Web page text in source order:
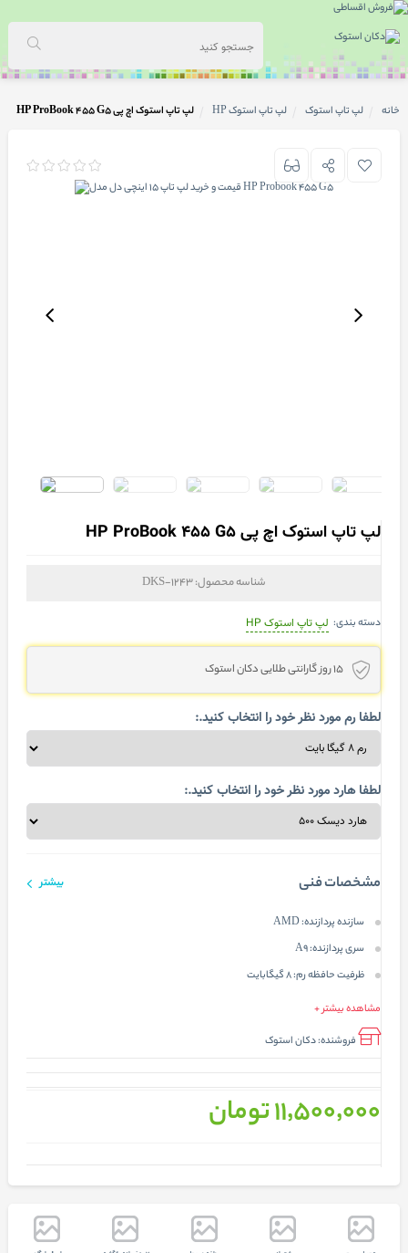
خانه لپ تاپ استوک لپ تاپ استوک HP لپ تاپ استوک اچ پی HP ProBook 455 G5
لپ تاپ استوک اچ پی HP ProBook 455 G5
شناسه محصول:DKS-1243
دسته بندی: لپ تاپ استوک HP
15 روز گارانتی طلایی دکان استوک
لطفا رم مورد نظر خود را انتخاب کنید.:
لطفا هارد مورد نظر خود را انتخاب کنید.:
مشخصات فنی بیشتر
سازنده پردازنده:AMD
سری پردازنده:A9
ظرفیت حافظه رم:8 گیگابایت
مشاهده بیشتر +
فروشنده:دکان استوک
11٬500٬000 تومان